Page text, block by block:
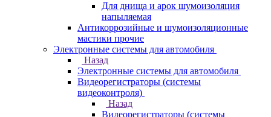
Для днища и арок шумоизоляция
напыляемая
Антикоррозийные и шумоизоляционные
мастики прочие
Электронные системы для автомобиля
Назад
Электронные системы для автомобиля
Видеорегистраторы (системы
видеоконтроля)
Назад
Видеорегистраторы (системы